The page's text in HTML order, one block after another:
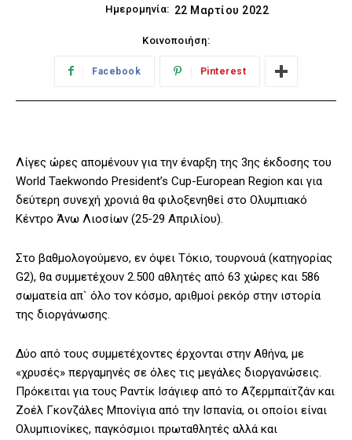
Ημερομηνία: 22 Μαρτίου 2022
Κοινοποιήση:
Facebook Pinterest
Λίγες ώρες απομένουν για την έναρξη της 3ης έκδοσης του
World Taekwondo President’s Cup-European Region και για
δεύτερη συνεχή χρονιά θα φιλοξενηθεί στο Ολυμπιακό
Κέντρο Άνω Λιοσίων (25-29 Απριλίου).
Στο βαθμολογούμενο, εν όψει Τόκιο, τουρνουά (κατηγορίας
G2), θα συμμετέχουν 2.500 αθλητές από 63 χώρες και 586
σωματεία απ` όλο τον κόσμο, αριθμοί ρεκόρ στην ιστορία
της διοργάνωσης.
Δύο από τους συμμετέχοντες έρχονται στην Αθήνα, με
«χρυσές» περγαμηνές σε όλες τις μεγάλες διοργανώσεις.
Πρόκειται για τους Ραντίκ Ισάγιεφ από το Αζερμπαϊτζάν και
Ζοέλ Γκονζάλες Μπονίγια από την Ισπανία, οι οποίοι είναι
Ολυμπιονίκες, παγκόσμιοι πρωταθλητές αλλά και